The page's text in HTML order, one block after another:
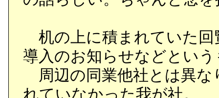
机の上に積まれていた回
導入のお知らせなどとい
周辺の同業他社とは異な
れていなかった我が社。